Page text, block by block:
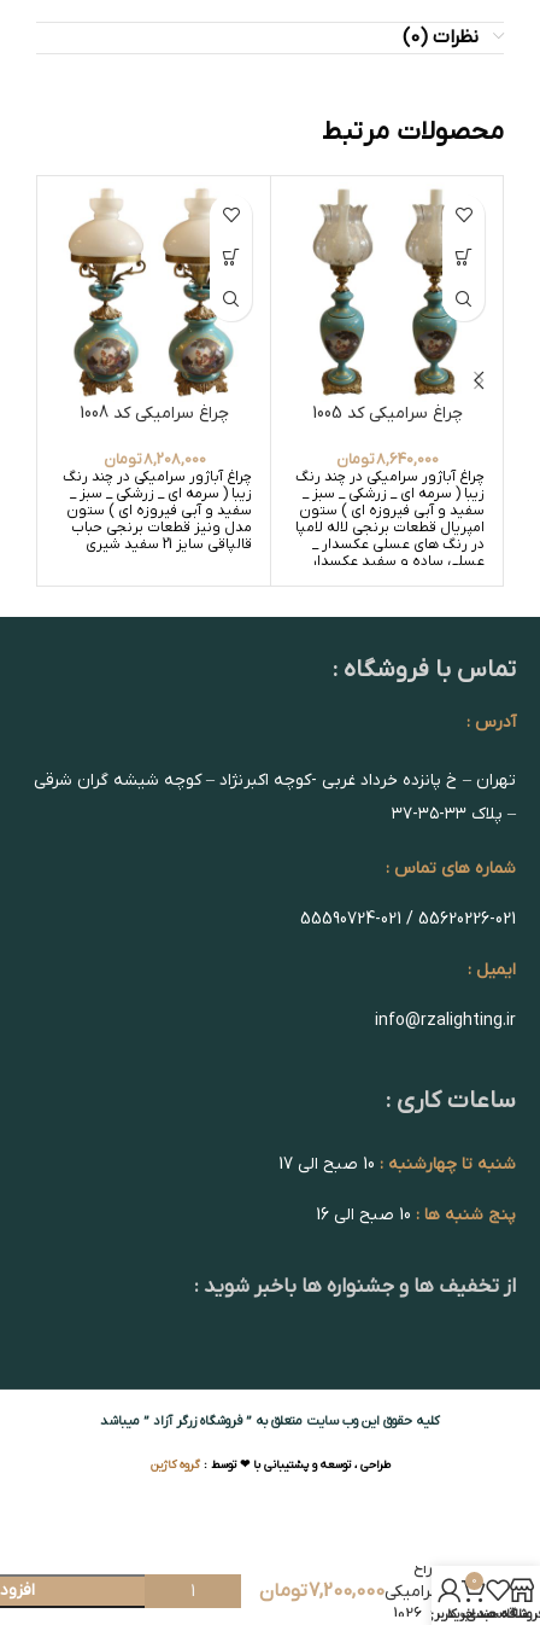
نظرات (0)
محصولات مرتبط
چراغ سرامیکی کد 1005
8,640,000تومان
چراغ آباژور سرامیکی در چند رنگ
زیبا ( سرمه ای _ زرشکی _ سبز _
سفید و آبی فیروزه ای ) ستون
امپریال قطعات برنجی لاله لامپا
در رنگ های عسلی عکسدار _
عسلی ساده و سفید عکسدار _
چراغ سرامیکی کد 1008
8,208,000تومان
چراغ آباژور سرامیکی در چند رنگ
زیبا ( سرمه ای _ زرشکی _ سبز _
سفید و آبی فیروزه ای ) ستون
مدل ونیز قطعات برنجی حباب
قالپاقی سایز 21 سفید شیری
تماس با فروشگاه :
آدرس :
تهران – خ پانزده خرداد غربی -کوچه اکبرنژاد – کوچه شیشه گران شرقی
– پلاک ۳۳-۳۵-۳۷
شماره های تماس :
55620226-021 / 55590724-021
ایمیل :
info@rzalighting.ir
ساعات کاری :
شنبه تا چهارشنبه :
پنج شنبه ها :
از تخفیف ها و جشنواره ها باخبر شوید :
کلیه حقوق این وب سایت متعلق به ” فروشگاه زرگر آزاد ” میباشد
طراحی ، توسعه و پشتیبانی با ❤ توسط :گروه کاژین
چراغ
سرامیکی
کد 1026
7,200,000تومان
علاقه مندی
0
سبد خرید
حساب کاربری من